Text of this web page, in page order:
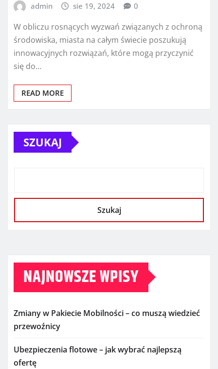
admin sie 19, 2024 0
W obliczu rosnących wyzwań związanych z ochroną
środowiska, miasta na całym świecie poszukują
innowacyjnych rozwiązań, które mogą przyczynić
się do…
READ MORE
SZUKAJ
Szukaj
NAJNOWSZE WPISY
Zmiany w Pakiecie Mobilności – co muszą wiedzieć
przewoźnicy
Ubezpieczenia flotowe – jak wybrać najlepszą
ofertę